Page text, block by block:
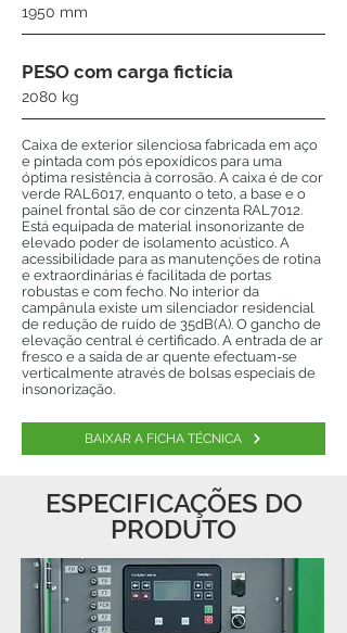
1950 mm
PESO com carga fictícia
2080 kg
Caixa de exterior silenciosa fabricada em aço
e pintada com pós epoxídicos para uma
óptima resistência à corrosão. A caixa é de cor
verde RAL6017, enquanto o teto, a base e o
painel frontal são de cor cinzenta RAL7012.
Está equipada de material insonorizante de
elevado poder de isolamento acústico. A
acessibilidade para as manutenções de rotina
e extraordinárias é facilitada de portas
robustas e com fecho. No interior da
campânula existe um silenciador residencial
de redução de ruído de 35dB(A). O gancho de
elevação central é certificado. A entrada de ar
fresco e a saída de ar quente efectuam-se
verticalmente através de bolsas especiais de
insonorização.
BAIXAR A FICHA TÉCNICA
ESPECIFICAÇÕES DO
PRODUTO